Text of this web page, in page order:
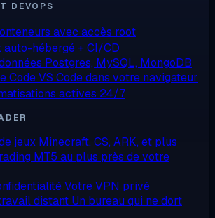
DEVOPS
avec accès root
auto-hébergé + CI/CD
Postgres, MySQL, MongoDB
CodeVS Code dans votre navigateur
actives 24/7
jeux Minecraft, CS, ARK, et plus
MT5 au plus près de votre
Votre VPN privé
distant Un bureau qui ne dort